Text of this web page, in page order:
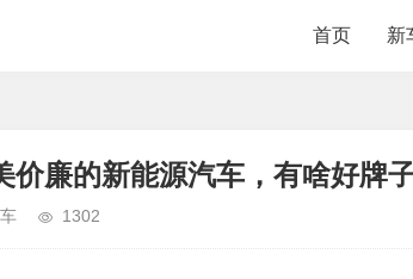
首页 新
价廉的新能源汽车，有啥好牌
1302